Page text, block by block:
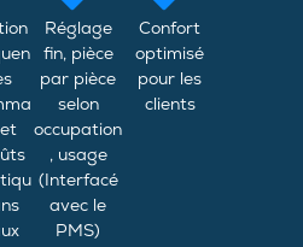
Réglage
fin, pièce
par pièce
selon
occupation
, usage
(Interfacé
avec le
PMS)
Confort
optimisé
pour les
clients